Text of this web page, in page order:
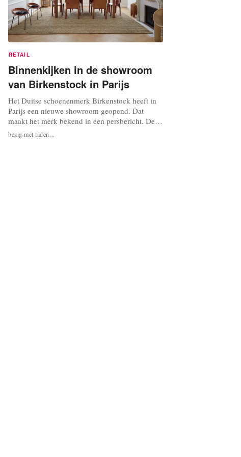
RETAIL
Binnenkijken in de showroom
van Birkenstock in Parijs
Het Duitse schoenenmerk Birkenstock heeft in
Parijs een nieuwe showroom geopend. Dat
maakt het merk bekend in een persbericht. De
Birkenstock 1774 showroom, genoemd na het
jaar waarin het merk werd opgericht, is ingericht
bezig met laden...